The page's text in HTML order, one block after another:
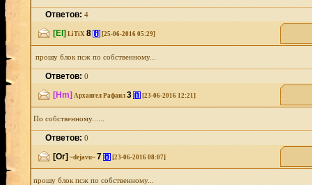
Ответов:4
[El] LiTiX 8 [i] [25-06-2016 05:29]
прошу блок псж по собственному...
Ответов:0
[Hm] Архангел Рафаил 3 [i] [23-06-2016 12:21]
По собственному......
Ответов:0
[Or] ~dejavu~ 7 [i] [23-06-2016 08:07]
прошу блок псж по собственному...